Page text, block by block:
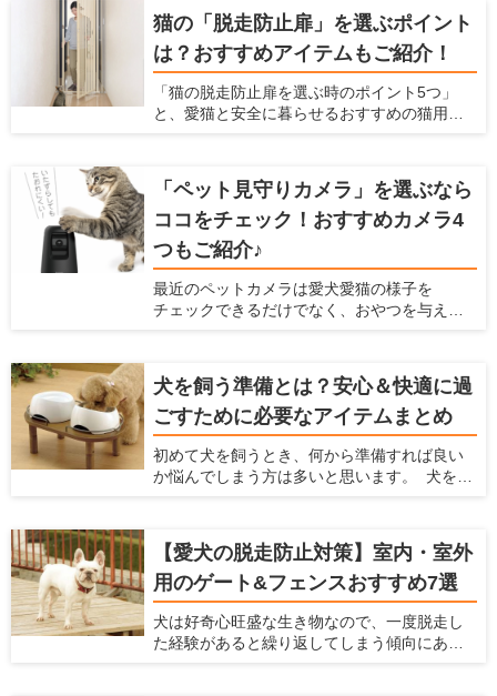
隙間をつくらない」「空気の流れをつくる」
の2点。電気代の節約にも。
猫の「脱走防止扉」を選ぶポイント
は？おすすめアイテムもご紹介！
「猫の脱走防止扉を選ぶ時のポイント5つ」
と、愛猫と安全に暮らせるおすすめの猫用脱
「ペット見守りカメラ」を選ぶなら
ココをチェック！おすすめカメラ4
つもご紹介♪
最近のペットカメラは愛犬愛猫の様子を
チェックできるだけでなく、おやつを与えら
す。たくさんのメーカー、種類がズラリ並ん
でいて、どれを選んで良いか迷ってしまいま
すよね。 そこで今回は、ペットカメラを選ぶ
ときのポイント5つと、おすすめのペットカメ
ラ4つをご紹介いたします
犬を飼う準備とは？安心＆快適に過
ごすために必要なアイテムまとめ
初めて犬を飼うとき、何から準備すれば良い
か悩んでしまう方は多いと思います。 犬を飼
使うものなので、犬を飼う前に準備しておく
と慌てずに済みます。ケガや事故防止に、床
滑り対策や、ゲートの設置についても考えて
おくべきです。 この記事では、初めて犬を飼
う方におすすめのアイテムを紹介するととも
に、犬を飼う前にできる室内環境の準備につ
【愛犬の脱走防止対策】室内・室外
用のゲート&フェンスおすすめ7選
犬は好奇心旺盛な生き物なので、一度脱走し
た経験があると繰り返してしまう傾向にあり